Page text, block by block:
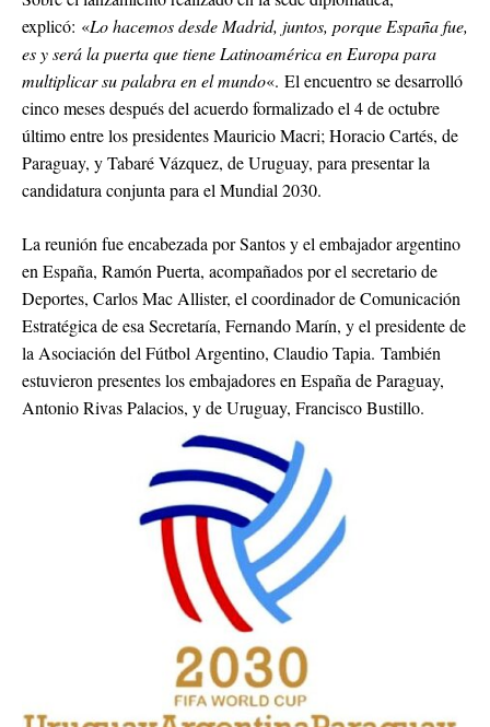
explicó: «Lo hacemos desde Madrid, juntos, porque España fue,
es y será la puerta que tiene Latinoamérica en Europa para
multiplicar su palabra en el mundo«. El encuentro se desarrolló
cinco meses después del acuerdo formalizado el 4 de octubre
último entre los presidentes Mauricio Macri; Horacio Cartés, de
Paraguay, y Tabaré Vázquez, de Uruguay, para presentar la
candidatura conjunta para el Mundial 2030.
La reunión fue encabezada por Santos y el embajador argentino
en España, Ramón Puerta, acompañados por el secretario de
Deportes, Carlos Mac Allister, el coordinador de Comunicación
Estratégica de esa Secretaría, Fernando Marín, y el presidente de
la Asociación del Fútbol Argentino, Claudio Tapia. También
estuvieron presentes los embajadores en España de Paraguay,
Antonio Rivas Palacios, y de Uruguay, Francisco Bustillo.